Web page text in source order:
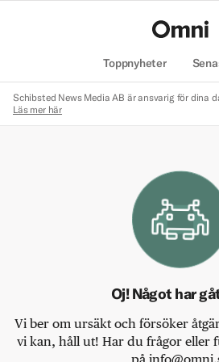
Toppnyheter
Schibsted News Media AB är ansvarig för dina
Läs mer här
Oj! Något har
Vi ber om ursäkt och försöker
vi kan, håll ut! Har du frågor eller